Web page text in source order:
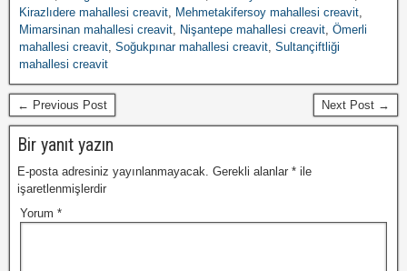
Kirazlıdere mahallesi creavit Mehmetakifersoy mahallesi creavit
Mimarsinan mahallesi creavit Nişantepe mahallesi creavit Ömerli
mahallesi creavit Soğukpınar mahallesi creavit Sultançiftliği
mahallesi creavit
← Previous Post Next Post →
Bir yanıt yazın
E-posta adresiniz yayınlanmayacak. Gerekli alanlar * ile
işaretlenmişlerdir
Yorum *